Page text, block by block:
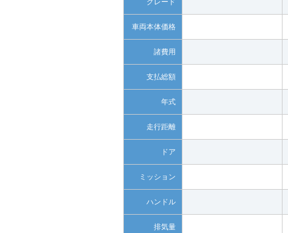
グレード
車両本体価格
諸費用
支払総額
年式
走行距離
ドア
ミッション
ハンドル
排気量